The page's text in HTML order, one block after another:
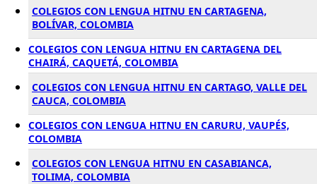
COLEGIOS CON LENGUA HITNU EN CARTAGENA,
BOLÍVAR, COLOMBIA
COLEGIOS CON LENGUA HITNU EN CARTAGENA DEL
CHAIRÁ, CAQUETÁ, COLOMBIA
COLEGIOS CON LENGUA HITNU EN CARTAGO, VALLE DEL
CAUCA, COLOMBIA
COLEGIOS CON LENGUA HITNU EN CARURU, VAUPÉS,
COLOMBIA
COLEGIOS CON LENGUA HITNU EN CASABIANCA,
TOLIMA, COLOMBIA